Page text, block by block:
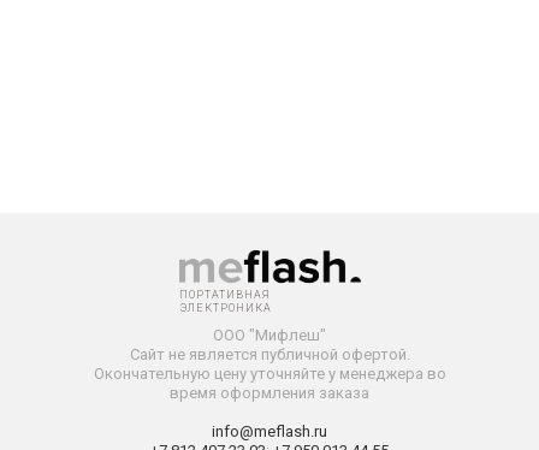
ООО "Мифлеш"
Сайт не является публичной офертой.
Окончательную цену уточняйте у менеджера во
время оформления заказа
info@meflash.ru
ПОРТАТИВНАЯ
ЭЛЕКТРОНИКА